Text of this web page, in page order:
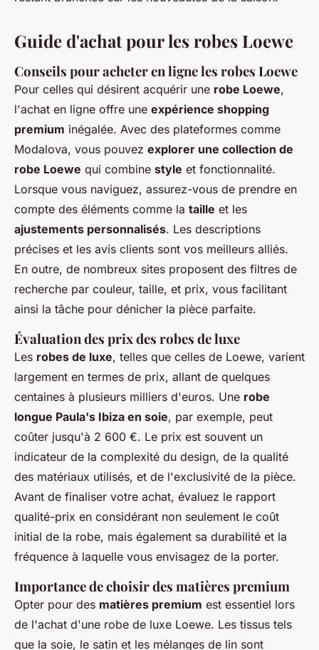
Guide d'achat pour les robes Loewe
Conseils pour acheter en ligne les robes Loewe
Pour celles qui désirent acquérir une robe Loewe,
l'achat en ligne offre une expérience shopping
premium inégalée. Avec des plateformes comme
Modalova, vous pouvez explorer une collection de
robe Loewe qui combine style et fonctionnalité.
Lorsque vous naviguez, assurez-vous de prendre en
compte des éléments comme la taille et les
ajustements personnalisés. Les descriptions
précises et les avis clients sont vos meilleurs alliés.
En outre, de nombreux sites proposent des filtres de
recherche par couleur, taille, et prix, vous facilitant
ainsi la tâche pour dénicher la pièce parfaite.
Évaluation des prix des robes de luxe
Les robes de luxe, telles que celles de Loewe, varient
largement en termes de prix, allant de quelques
centaines à plusieurs milliers d'euros. Une robe
longue Paula's Ibiza en soie, par exemple, peut
coûter jusqu'à 2 600 €. Le prix est souvent un
indicateur de la complexité du design, de la qualité
des matériaux utilisés, et de l'exclusivité de la pièce.
Avant de finaliser votre achat, évaluez le rapport
qualité-prix en considérant non seulement le coût
initial de la robe, mais également sa durabilité et la
fréquence à laquelle vous envisagez de la porter.
Importance de choisir des matières premium
Opter pour des matières premium est essentiel lors
de l'achat d'une robe de luxe Loewe. Les tissus tels
que la soie, le satin et les mélanges de lin sont